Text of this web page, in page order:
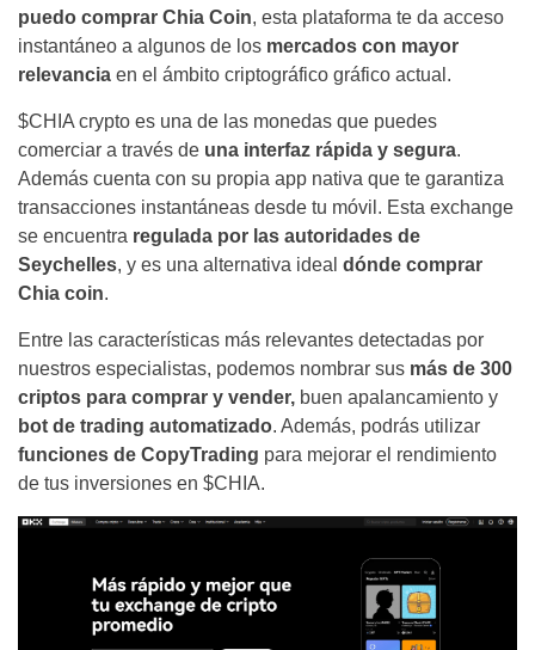
puedo comprar Chia Coin, esta plataforma te da acceso
instantáneo a algunos de los mercados con mayor
relevancia en el ámbito criptográfico gráfico actual.
$CHIA crypto es una de las monedas que puedes
comerciar a través de una interfaz rápida y segura.
Además cuenta con su propia app nativa que te garantiza
transacciones instantáneas desde tu móvil. Esta exchange
se encuentra regulada por las autoridades de
Seychelles, y es una alternativa ideal dónde comprar
Chia coin.
Entre las características más relevantes detectadas por
nuestros especialistas, podemos nombrar sus más de 300
criptos para comprar y vender, buen apalancamiento y
bot de trading automatizado. Además, podrás utilizar
funciones de CopyTrading para mejorar el rendimiento
de tus inversiones en $CHIA.